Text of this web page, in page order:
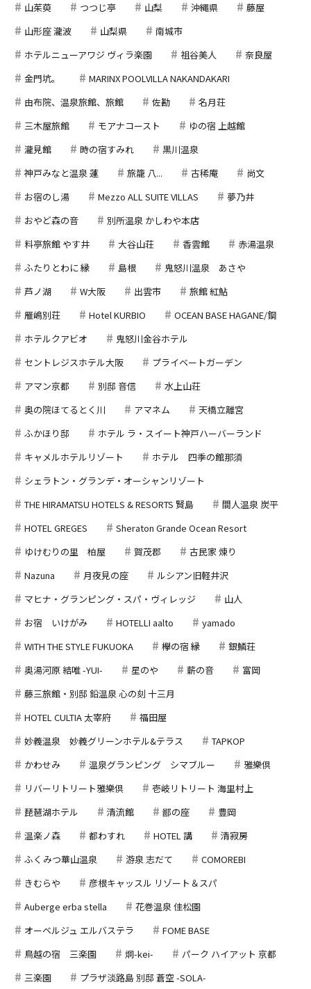
山茱萸
つつじ亭 山梨 沖縄県
藤屋
山形座 瀧波
山梨県
南城市
ホテルニューアワジ ヴィラ楽園
祖谷美人
奈良屋
金門坑。
MARINX POOLVILLA NAKANDAKARI
由布院、温泉旅館、旅館
佐勘
名月荘
三木屋旅館
モアナコースト
ゆの宿 上越館
瀧見館
時の宿すみれ
黒川温泉
神戸みなと温泉 蓮
旅籠 八... 古稀庵
尚文
お宿のし湯
Mezzo ALL SUITE VILLAS
夢乃井
おやど森の音
別所温泉 かしわや本店
料亭旅館 やす井
大谷山荘 香雲館
赤湯温泉
ふたりとわに 縁
島根
鬼怒川温泉 あさや
芦ノ湖
W大阪 出雲市
旅館 紅鮎
雁嶋別荘
Hotel KURBIO
OCEAN BASE HAGANE/鋼
ホテルクアビオ
鬼怒川金谷ホテル
セントレジスホテル大阪
プライベートガーデン
アマン京都
別邸 音信
水上山荘
奥の院ほてるとく川
アマネム
天橋立離宮
ふかほり邸
ホテル ラ・スイート神戸ハーバーランド
キャメルホテルリゾート
ホテル 四季の館那須
シェラトン・グランデ・オーシャンリゾート
THE HIRAMATSU HOTELS & RESORTS 賢島
間人温泉 炭平
HOTEL GREGES
Sheraton Grande Ocean Resort
ゆけむりの里 柏屋
賀茂郡
古民家 煉り
Nazuna
月夜見の座
ルシアン旧軽井沢
マヒナ・グランピング・スパ・ヴィレッジ
山人
お宿 いけがみ
HOTELLI aalto
yamado
WITH THE STYLE FUKUOKA
欅の宿 縁
銀鱗荘
奥湯河原 結唯 -YUI-
星のや 薪の音
富岡
藤三旅館・別邸 鉛温泉 心の刻 十三月
HOTEL CULTIA 太宰府
福田屋
妙義温泉 妙義グリーンホテル&テラス
TAPKOP
かわせみ
温泉グランピング シマブルー
雅樂倶
リバーリトリート雅樂倶
壱岐リトリート 海里村上
琵琶湖ホテル
清流館 鄙の座
豊岡
温楽ノ森
都わすれ HOTEL 講
清寂房
ふくみつ華山温泉
游泉 志だて
COMOREBI
きむらや
彦根キャッスル リゾート＆スパ
Auberge erba stella
花巻温泉 佳松園
オーベルジュ エルバステラ
FOME BASE
鳥越の宿 三楽園
炯-kei-
パーク ハイアット 京都
三楽園
プラザ淡路島 別邸 蒼空 -SOLA-